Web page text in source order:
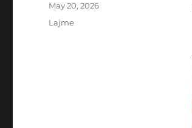
Posted
May 20, 2026
Categories
Lajme